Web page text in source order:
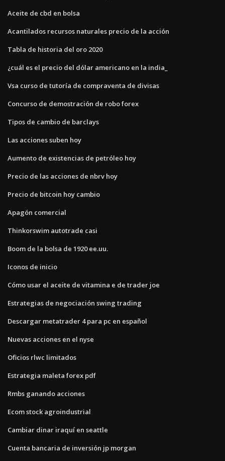
Aceite de cbd en bolsa
Acantilados recursos naturales precio de la acción
Tabla de historia del oro 2020
¿cuál es el precio del dólar americano en la india_
Vsa curso de tutoría de compraventa de divisas
Concurso de demostración de robo forex
Tipos de cambio de barclays
Las acciones suben hoy
Aumento de existencias de petróleo hoy
Precio de las acciones de nbrv hoy
Precio de bitcoin hoy cambio
Apagón comercial
Thinkorswim autotrade casi
Boom de la bolsa de 1920 ee.uu.
Iconos de inicio
Cómo usar el aceite de vitamina e de trader joe
Estrategias de negociación swing trading
Descargar metatrader 4 para pc en español
Nuevas acciones en el nyse
Oficios rlwc limitados
Estrategia maleta forex pdf
Rmbs ganando acciones
Ecom stock agroindustrial
Cambiar dinar iraquí en seattle
Cuenta bancaria de inversión jp morgan